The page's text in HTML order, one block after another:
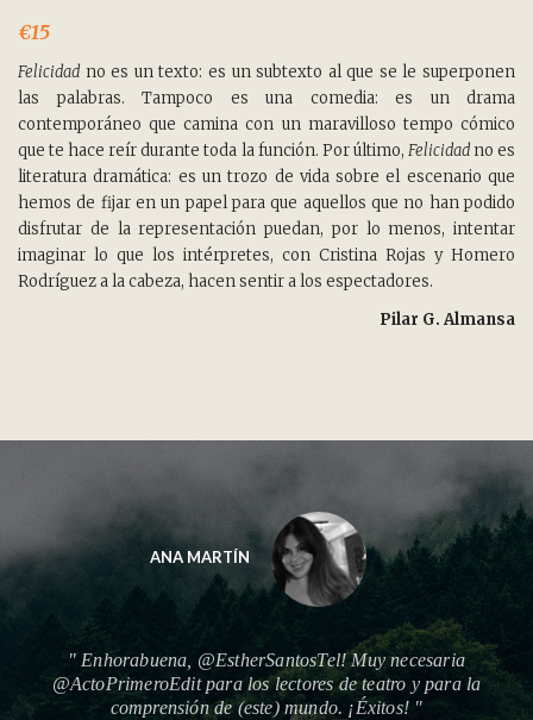
€15
Felicidad no es un texto: es un subtexto al que se le superponen
las palabras. Tampoco es una comedia: es un drama
contemporáneo que camina con un maravilloso tempo cómico
que te hace reír durante toda la función. Por último, Felicidadno es
literatura dramática: es un trozo de vida sobre el escenario que
hemos de fijar en un papel para que aquellos que no han podido
disfrutar de la representación puedan, por lo menos, intentar
imaginar lo que los intérpretes, con Cristina Rojas y Homero
Rodríguez a la cabeza, hacen sentir a los espectadores.
Pilar G. Almansa
LUCÍA
" Cómo se agradecería en esta editorial
texto de #elJurado de @LuisFelipe_BV con
???????? https://www.editorialactoprimero.com/ "